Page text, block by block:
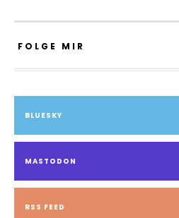
FOLGE MIR
BLUESKY
MASTODON
RSS FEED